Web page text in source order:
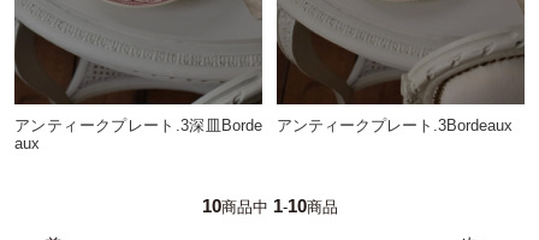
アンティークプレート.3深皿Borde
aux
アンティークプレート.3Bordeaux
10商品中 1-10商品